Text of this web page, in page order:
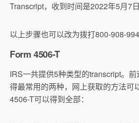
Transcript，收到时间是2022年5月7日
以上步骤也可以改为拨打800-908-
Form 4506-T
IRS一共提供5种类型的transcript。
得最常用的两种，网上获取的方法可
4506-T可以得到全部：